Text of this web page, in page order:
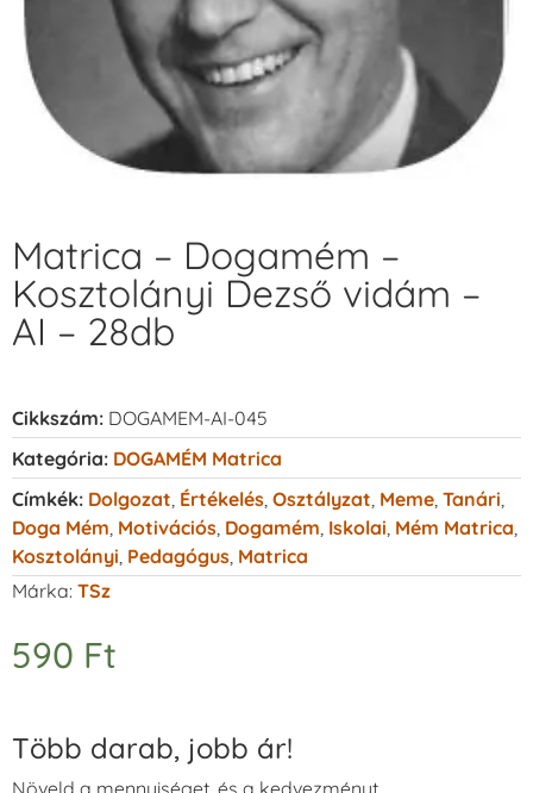
Matrica – Dogamém –
Kosztolányi Dezső vidám –
AI – 28db
Cikkszám: DOGAMEM-AI-045
Kategória: DOGAMÉM Matrica
Címkék: Dolgozat Értékelés Osztályzat Meme Tanári
Doga Mém Motivációs Dogamém Iskolai Mém Matrica
Kosztolányi Pedagógus Matrica
Márka: TSz
590 Ft
Több darab, jobb ár!